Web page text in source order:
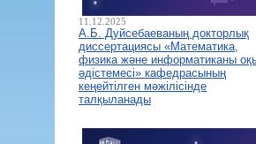
11.12.2025
А.Б. Дуйсебаеваның докторлық
диссертациясы «Математика,
физика және информатиканы
әдістемесі» кафедрасының
кеңейтілген мәжілісінде
талқыланады